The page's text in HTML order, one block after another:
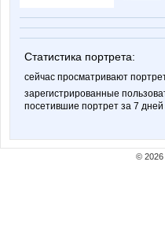
Статистика портрета:
сейчас просматривают
зарегистрированные
посетившие портрет за 7 дней
© 2026